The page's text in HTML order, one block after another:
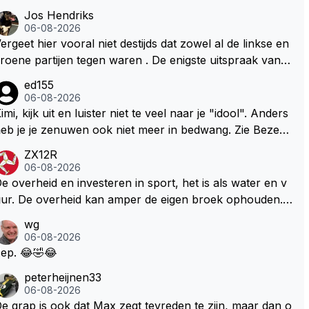
Jos Hendriks
06-08-2026
hier vooral niet destijds dat zowel al de linkse en
partijen tegen waren . De enigste uitspraak van e
ze hun eigen uitlaat gassen inademen maar niet wet
was dat de F1 motor schoner is dan een normale a
Dus denk echt niet dat deze groene/wollen regering
ed155
06-08-2026
kijk uit en luister niet te veel naar je "idool". Anders
je je zenuwen ook niet meer in bedwang. Zie Bezech
Veel gezelliger
ZX12R
06-08-2026
overheid en investeren in sport, het is als water en v
De overheid kan amper de eigen broek ophouden.
het best vergelijken met de sheriff van Nottinghem
Hood) welk achter de bomen verscholen de arge
stuiver te beroven. De Staat heeft nooit ooit m
een stuiver in Zandvoort willen investeren en dat zal
wg
06-08-2026
😂🤣😂
peterheijnen33
06-08-2026
grap is ook dat Max zegt tevreden te zijn, maar dan o